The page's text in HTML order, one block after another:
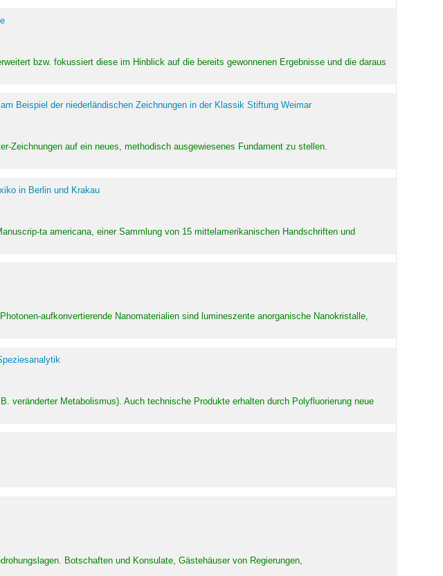
bzw. fokussiert diese im Hinblick auf die bereits gewonnenen Ergebnisse und die daraus
Beispiel der niederländischen Zeichnungen in der Klassik Stiftung Weimar
Zeichnungen auf ein neues, methodisch ausgewiesenes Fundament zu stellen.
in Berlin und Krakau
ta americana, einer Sammlung von 15 mittelamerikanischen Handschriften und
aufkonvertierende Nanomaterialien sind lumineszente anorganische Nanokristalle,
veränderter Metabolismus). Auch technische Produkte erhalten durch Polyfluorierung neue
Botschaften und Konsulate, Gästehäuser von Regierungen,